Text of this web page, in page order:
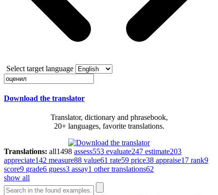
Select target language
Download the translator
Translator, dictionary and phrasebook,
20+ languages, favorite translations.
Translations: all1498 assess553 evaluate247 estimate203
appreciate142 measure88 value61 rate59 price38 appraise17 rank9
score9 grade6 guess3 assay1 other translations62
show all